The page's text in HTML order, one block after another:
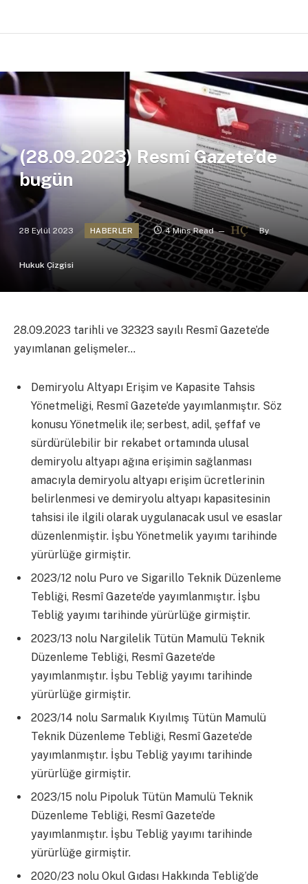
(28.09.2023) Resmî Gazete’de
bugün
28 Eylül 2023 HABERLER 4 Mins Read By
Hukuk Çizgisi
28.09.2023 tarihli ve 32323 sayılı Resmî Gazete’de
yayımlanan gelişmeler…
Demiryolu Altyapı Erişim ve Kapasite Tahsis
Yönetmeliği, Resmî Gazete’de yayımlanmıştır. Söz
konusu Yönetmelik ile; serbest, adil, şeffaf ve
sürdürülebilir bir rekabet ortamında ulusal
demiryolu altyapı ağına erişimin sağlanması
amacıyla demiryolu altyapı erişim ücretlerinin
belirlenmesi ve demiryolu altyapı kapasitesinin
tahsisi ile ilgili olarak uygulanacak usul ve esaslar
düzenlenmiştir. İşbu Yönetmelik yayımı tarihinde
yürürlüğe girmiştir.
2023/12 nolu Puro ve Sigarillo Teknik Düzenleme
Tebliği, Resmî Gazete’de yayımlanmıştır. İşbu
Tebliğ yayımı tarihinde yürürlüğe girmiştir.
2023/13 nolu Nargilelik Tütün Mamulü Teknik
Düzenleme Tebliği, Resmî Gazete’de
yayımlanmıştır. İşbu Tebliğ yayımı tarihinde
yürürlüğe girmiştir.
2023/14 nolu Sarmalık Kıyılmış Tütün Mamulü
Teknik Düzenleme Tebliği, Resmî Gazete’de
yayımlanmıştır. İşbu Tebliğ yayımı tarihinde
yürürlüğe girmiştir.
2023/15 nolu Pipoluk Tütün Mamulü Teknik
Düzenleme Tebliği, Resmî Gazete’de
yayımlanmıştır. İşbu Tebliğ yayımı tarihinde
yürürlüğe girmiştir.
2020/23 nolu Okul Gıdası Hakkında Tebliğ’de